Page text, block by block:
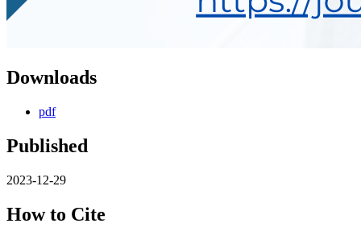
Downloads
pdf
Published
2023-12-29
How to Cite